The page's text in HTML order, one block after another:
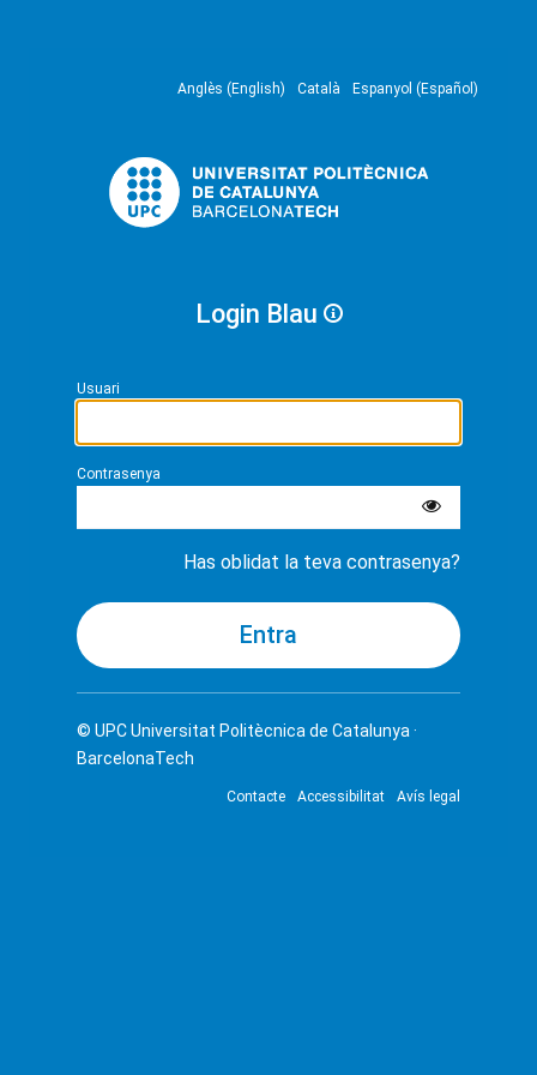
Anglès (English) Català Espanyol (Español)
Login Blau
Usuari
Contrasenya
Has oblidat la teva contrasenya?
© UPCUniversitat Politècnica de Catalunya ·
BarcelonaTech
Contacte Accessibilitat Avís legal